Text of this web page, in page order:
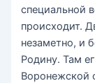
специальной
происходит.
незаметно, и
Родину. Там
Воронежской